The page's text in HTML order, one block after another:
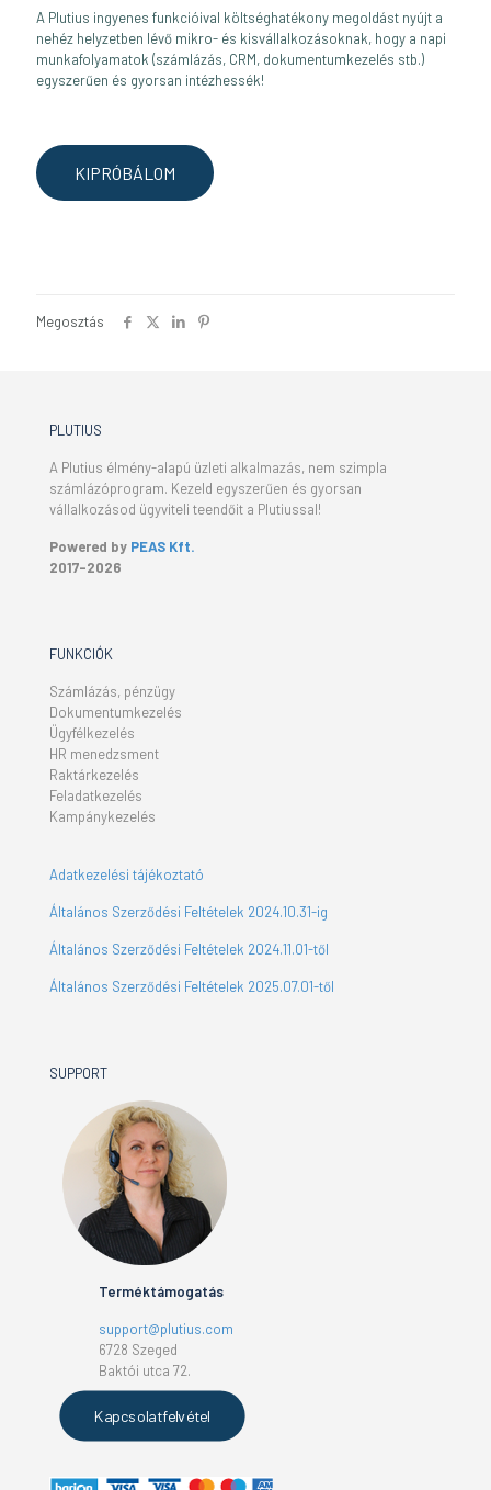
A Plutius ingyenes funkcióival költséghatékony megoldást nyújt a
nehéz helyzetben lévő mikro- és kisvállalkozásoknak, hogy a napi
munkafolyamatok (számlázás, CRM, dokumentumkezelés stb.)
egyszerűen és gyorsan intézhessék!
KIPRÓBÁLOM
Megosztás
PLUTIUS
A Plutius élmény-alapú üzleti alkalmazás, nem szimpla
számlázóprogram. Kezeld egyszerűen és gyorsan
vállalkozásod ügyviteli teendőit a Plutiussal!
Powered by PEAS Kft.
2017-2026
FUNKCIÓK
Számlázás, pénzügy
Dokumentumkezelés
Ügyfélkezelés
HR menedzsment
Raktárkezelés
Feladatkezelés
Kampánykezelés
Adatkezelési tájékoztató
Általános Szerződési Feltételek 2024.10.31-ig
Általános Szerződési Feltételek 2024.11.01-től
Általános Szerződési Feltételek 2025.07.01-től
SUPPORT
Terméktámogatás
support@plutius.com
6728 Szeged
Baktói utca 72.
Kapcsolatfelvétel